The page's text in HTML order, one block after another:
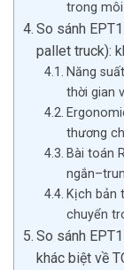
trong
So sánh
pallet truck):
Năng
thời gian
thương
Bài toán
Kịch bản
chuyển
So sánh
khác biệt về